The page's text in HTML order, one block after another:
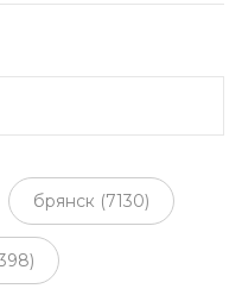
брянск (7130)